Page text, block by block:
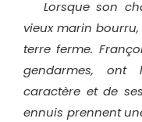
Lorsque son
vieux marin
terre ferme.
gendarmes, ont
caractère et de
ennuis prennent